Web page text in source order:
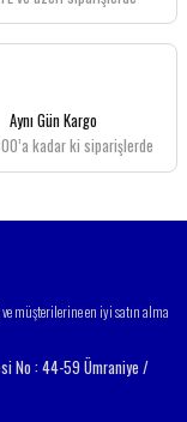
Aynı Gün Kargo
kadar ki siparişlerde
müşterilerine en iyi satın alma
No : 44-59 Ümraniye /